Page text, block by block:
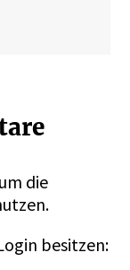
die
besitzen: